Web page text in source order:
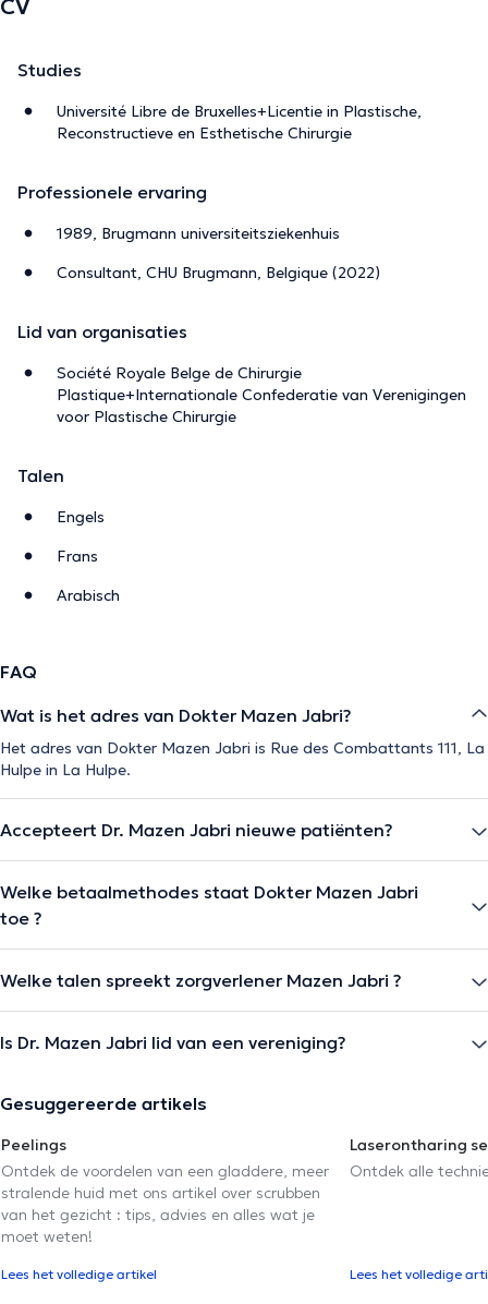
CV
Studies
Université Libre de Bruxelles+Licentie in Plastische,
Reconstructieve en Esthetische Chirurgie
Professionele ervaring
1989, Brugmann universiteitsziekenhuis
Consultant, CHU Brugmann, Belgique (2022)
Lid van organisaties
Société Royale Belge de Chirurgie
Plastique+Internationale Confederatie van Verenigingen
voor Plastische Chirurgie
Talen
Engels
Frans
Arabisch
FAQ
Wat is het adres van Dokter Mazen Jabri?
Het adres van Dokter Mazen Jabri is Rue des Combattants 111, La
Hulpe in La Hulpe.
Accepteert Dr. Mazen Jabri nieuwe patiënten?
Welke betaalmethodes staat Dokter Mazen Jabri
toe ?
Welke talen spreekt zorgverlener Mazen Jabri ?
Is Dr. Mazen Jabri lid van een vereniging?
Gesuggereerde artikels
Peelings
Ontdek de voordelen van een gladdere, meer
stralende huid met ons artikel over scrubben
van het gezicht : tips, advies en alles wat je
moet weten!
Lees het volledige artikel
Laserontharing
Ontdek alle
Lees het volledige